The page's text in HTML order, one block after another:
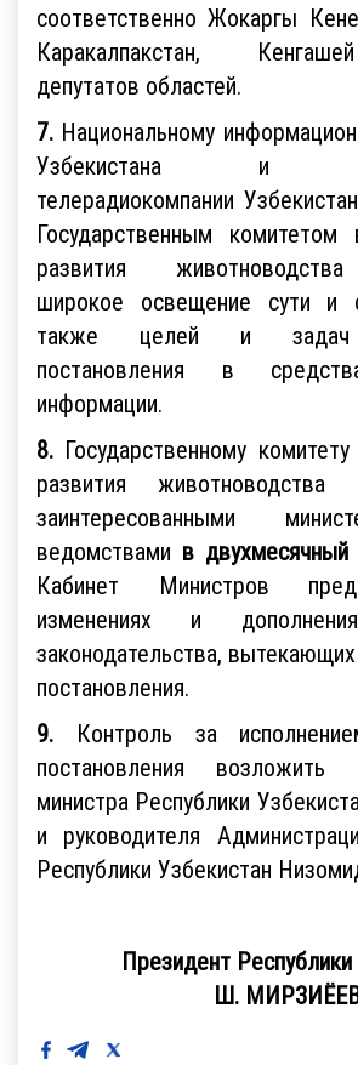
соответственно Жокаргы
Каракалпакстан,
депутатов областей.
7. Национальному
Узбекистана и
телерадиокомпании
Государственным комитетом
развития
широкое освещение сути и
также целей и задач
постановления в
информации.
8. Государственному
развития
заинтересованными
ведомствами в двухмесячный
Кабинет Министров
изменениях и
законодательства,
постановления.
9. Контроль за
постановления
министра Республики
и руководителя
Республики Узбекистан
Президент Республики
Ш.